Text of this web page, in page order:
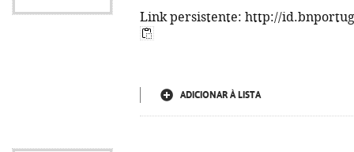
Link persistente: http://
ADICIONAR À LISTA